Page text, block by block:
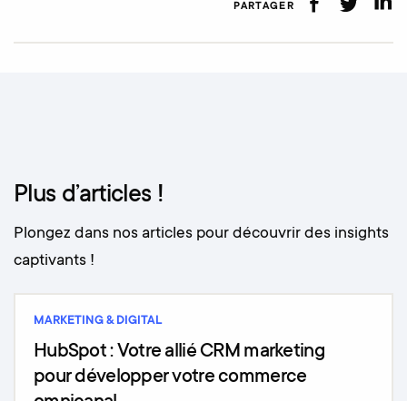
PARTAGER
Plus d’articles !
Plongez dans nos articles pour découvrir des insights
captivants !
MARKETING & DIGITAL
HubSpot : Votre allié CRM marketing
pour développer votre commerce